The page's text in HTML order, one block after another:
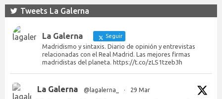
Tweets La Galerna
La Galerna Seguir
Madridismo y sintaxis. Diario de opinión y entrevistas
relacionadas con el Real Madrid. Las mejores firmas
madridistas del planeta. https://t.co/zLS1tzeb3h
La Galerna @lagalerna_ · 29 Mar